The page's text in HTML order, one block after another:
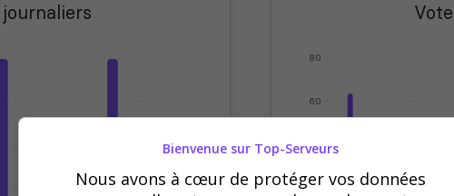
20
40
60
80
Bienvenue sur Top-Serveurs
Nous avons à cœur de protéger vos données